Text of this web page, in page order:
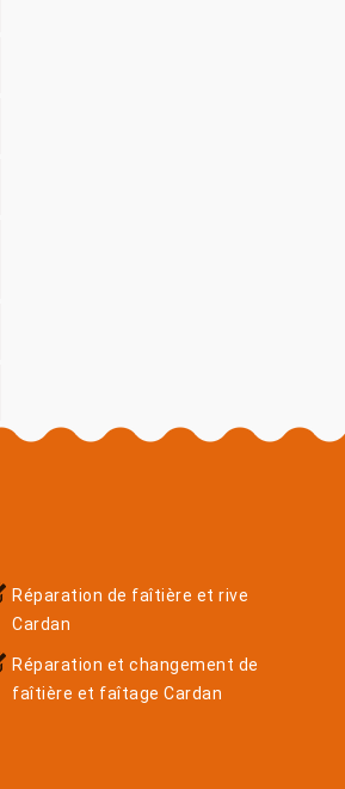
Réparation de faîtière et rive
Cardan
Réparation et changement de
faîtière et faîtage Cardan